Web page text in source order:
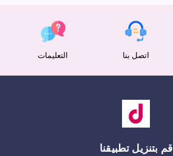
اتصل بنا التعليمات
قم بتنزيل تطبيقنا